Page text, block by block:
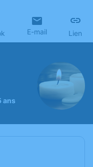
E-mail Lien
ans